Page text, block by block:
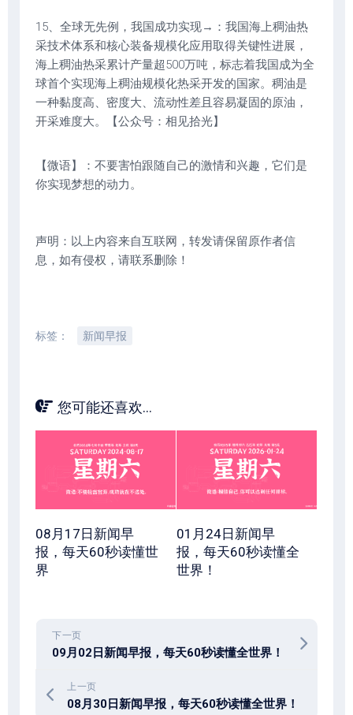
15、全球无先例，我国成功实现→：我国海上稠油热
采技术体系和核心装备规模化应用取得关键性进展，
海上稠油热采累计产量超500万吨，标志着我国成为全
球首个实现海上稠油规模化热采开发的国家。稠油是
一种黏度高、密度大、流动性差且容易凝固的原油，
开采难度大。【公众号：相见拾光】
【微语】：不要害怕跟随自己的激情和兴趣，它们是
你实现梦想的动力。
声明：以上内容来自互联网，转发请保留原作者信
息，如有侵权，请联系删除！
标签： 新闻早报
您可能还喜欢...
08月17日新闻早
报，每天60秒读懂世
界
01月24日新闻早
报，每天60秒读懂全
世界！
下一页
09月02日新闻早报，每天60秒读懂全世界！
上一页
08月30日新闻早报，每天60秒读懂全世界！